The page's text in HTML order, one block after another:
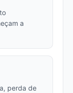
a
perda de